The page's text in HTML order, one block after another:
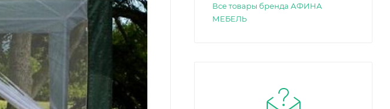
Все товары бренда АФИНА
МЕБЕЛЬ